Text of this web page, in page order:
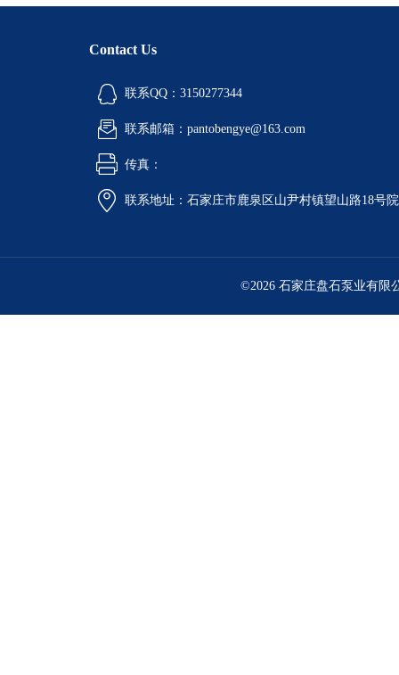
Contact Us
联系QQ：3150277344
联系邮箱：pantobengye@163.com
传真：
联系地址：石家庄市鹿泉区山尹村镇望山路18号
©2026 石家庄盘石泵业有限